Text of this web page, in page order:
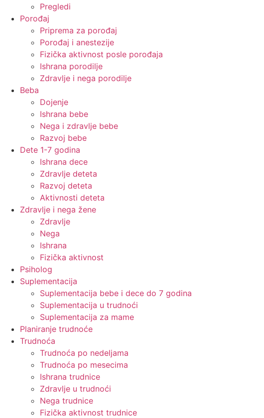
Pregledi
Porođaj
Priprema za porođaj
Porođaj i anestezije
Fizička aktivnost posle porođaja
Ishrana porodilje
Zdravlje i nega porodilje
Beba
Dojenje
Ishrana bebe
Nega i zdravlje bebe
Razvoj bebe
Dete 1-7 godina
Ishrana dece
Zdravlje deteta
Razvoj deteta
Aktivnosti deteta
Zdravlje i nega žene
Zdravlje
Nega
Ishrana
Fizička aktivnost
Psiholog
Suplementacija
Suplementacija bebe i dece do 7 godina
Suplementacija u trudnoći
Suplementacija za mame
Planiranje trudnoće
Trudnoća
Trudnoća po nedeljama
Trudnoća po mesecima
Ishrana trudnice
Zdravlje u trudnoći
Nega trudnice
Fizička aktivnost trudnice